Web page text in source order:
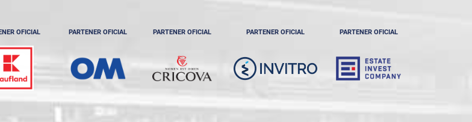
OFICIAL PARTENER OFICIAL PARTENER OFICIAL PARTENER OFICIAL PARTENER OFICIAL